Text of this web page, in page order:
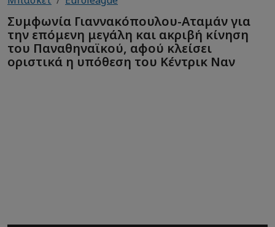
Συμφωνία Γιαννακόπουλου-Αταμάν για
την επόμενη μεγάλη και ακριβή κίνηση
του Παναθηναϊκού, αφού κλείσει
οριστικά η υπόθεση του Κέντρικ Ναν